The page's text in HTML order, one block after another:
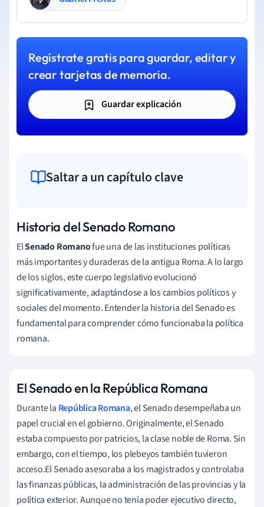
Regístrate gratis para guardar, editar y
crear tarjetas de memoria.
Guardar explicación
Saltar a un capítulo clave
Historia del Senado Romano
ElSenado Romanofue una de las instituciones políticas
más importantes y duraderas de la antigua Roma. A lo largo
de los siglos, este cuerpo legislativo evolucionó
significativamente, adaptándose a los cambios políticos y
sociales del momento. Entender la historia del Senado es
fundamental para comprender cómo funcionaba la política
romana.
El Senado en la República Romana
Durante la República Romana, el Senado desempeñaba un
papel crucial en el gobierno. Originalmente, el Senado
estaba compuesto por patricios, la clase noble de Roma. Sin
embargo, con el tiempo, los plebeyos también tuvieron
acceso.El Senado asesoraba a los magistrados y controlaba
las finanzas públicas, la administración de las provincias y la
política exterior. Aunque no tenía poder ejecutivo directo,